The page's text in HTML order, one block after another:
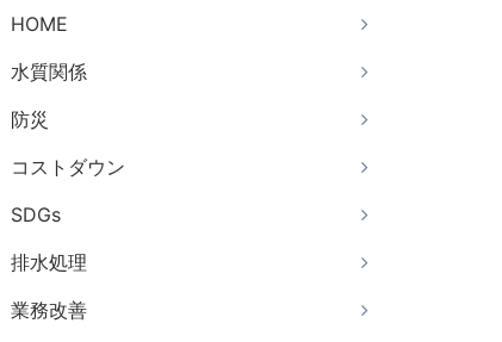
HOME
水質関係
防災
コストダウン
SDGs
排水処理
業務改善